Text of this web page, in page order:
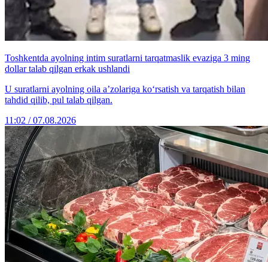
Toshkentda ayolning intim suratlarni tarqatmaslik evaziga 3 ming
dollar talab qilgan erkak ushlandi
U suratlarni ayolning oila a’zolariga ko‘rsatish va tarqatish bilan
tahdid qilib, pul talab qilgan.
11:02 / 07.08.2026